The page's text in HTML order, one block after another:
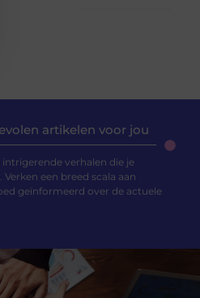
artikelen voor jou
verhalen die je
een breed scala aan
geïnformeerd over de actuele